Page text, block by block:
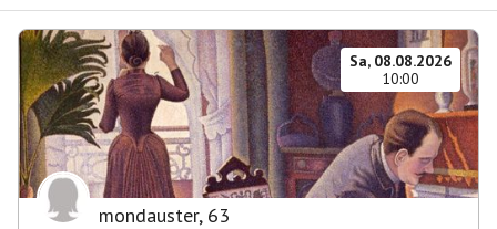
Sa, 08.08.2026
10:00
mondauster, 63